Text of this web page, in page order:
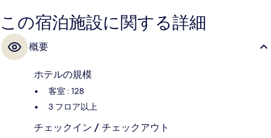
この宿泊施設に関する詳細
概要
ホテルの規模
客室 : 128
3 フロア以上
チェックイン / チェックアウト